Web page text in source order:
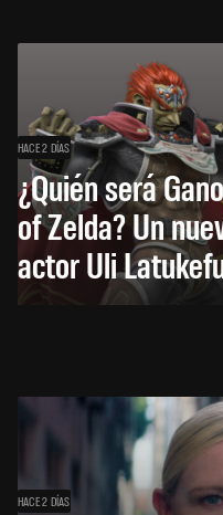
HACE 2 DÍAS
¿Quién será
of Zelda? Un
actor Uli
HACE 2 DÍAS